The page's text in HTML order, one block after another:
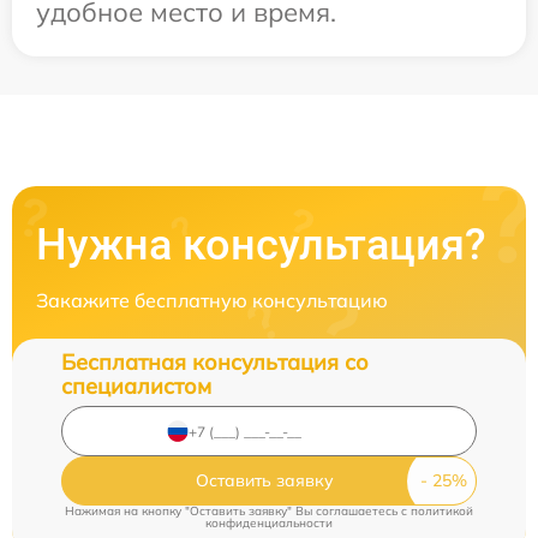
удобное место и время.
Нужна консультация?
Закажите бесплатную консультацию
Бесплатная консультация со
специалистом
Оставить заявку
Нажимая на кнопку "Оставить заявку" Вы соглашаетесь cполитикой
конфиденциальности